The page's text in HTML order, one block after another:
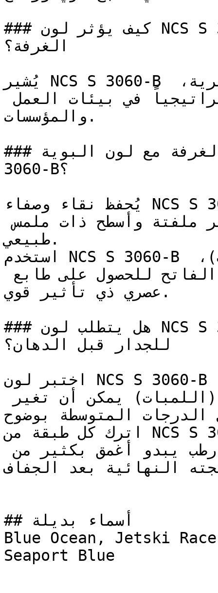
### كيف يؤثر لون NCS S 3060-B على الإضاءة واتساع
الغرفة؟
يُشير NCS S 3060-B إلى الموثوقية والكفاءة الفكرية،
والمؤسسات.
### كيف أنسق ديكور الغرفة مع لون البوية NCS S
3060-B؟
يُحفظ نقاء وصفاء NCS S 3060-B على أفضل وجه عند
إحاطته بخلفيات هادئة وغير ملفتة وأسطح ذات ملمس
طبيعي.
استخدم NCS S 3060-B مع الخرسانة الخام (الكونكريت)،
عصري ذي تأثير قوي.
### هل يتطلب لون NCS S 3060-B تأسيس أو معالجة خاصة
للجدار قبل الدهان؟
اختبر لون NCS S 3060-B في الغرفة المحددة قبل الطلاء
المتوسطة بوضوح.
اترك كل طبقة من NCS S 3060-B لتجف تماماً قبل الحكم
على قوة التغطية — الطلاء وهو رطب يبدو أغمق بكثير من
النهائية بعد الجفاف.
## أسماء بديلة
Blue Ocean, Jetski
Seaport Blue